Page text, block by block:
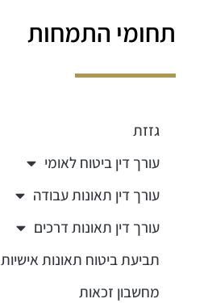
תחומי התמחות
גזזת
עורך דין ביטוח לאומי
עורך דין תאונות עבודה
עורך דין תאונות דרכים
תביעת ביטוח תאונות אישיות
מחשבון זכאות